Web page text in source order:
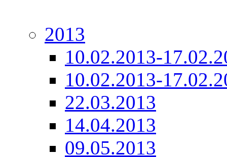
2013
10.02.2013-
10.02.2013-
22.03.2013
14.04.2013
09.05.2013